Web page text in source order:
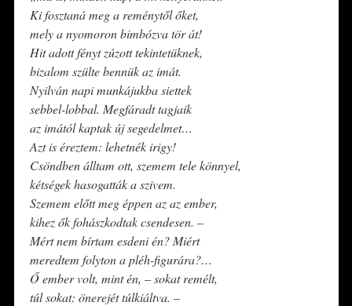
Ki fosztaná meg a reménytől őket,
mely a nyomoron bimbózva tör át!
Hit adott fényt zúzott tekintetüknek,
bizalom szülte bennük az imát.
Nyilván napi munkájukba siettek
sebbel-lobbal. Megfáradt tagjaik
az imától kaptak új segedelmet…
Azt is éreztem: lehetnék irigy!
Csöndben álltam ott, szemem tele könnyel,
kétségek hasogatták a szivem.
Szemem előtt meg éppen az az ember,
kihez ők fohászkodtak csendesen. –
Mért nem bírtam esdeni én? Miért
meredtem folyton a pléh-figurára?…
Ő ember volt, mint én, – sokat remélt,
túl sokat: önerejét túlkiáltva. –